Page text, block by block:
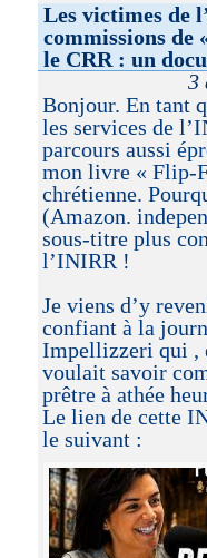
Les victimes de
commissions
le CRR : un
3
Bonjour. En tant
les services de
parcours aussi
mon livre « Flip-
chrétienne.
(Amazon.
sous-titre plus
l’INIRR !
Je viens d’y
confiant à la
Impellizzeri qui ,
voulait savoir
prêtre à athée
Le lien de cette
le suivant :